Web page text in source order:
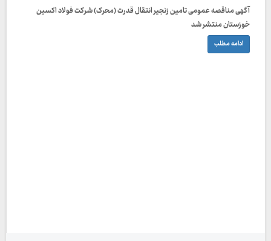
آگهی مناقصه عمومی تامین زنجیر انتقال قدرت (محرک) شرکت فولاد اکسین
خوزستان منتشر شد
ادامه مطلب